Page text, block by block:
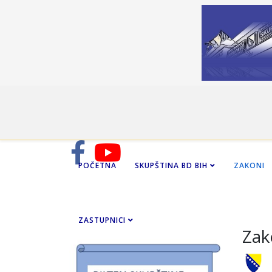
POČETNA SKUPŠTINA BD BIH ZAKONI
ZASTUPNICI